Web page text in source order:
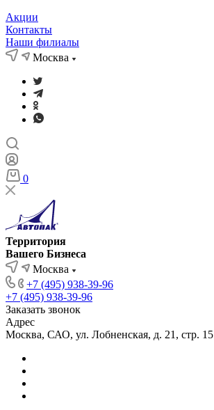
Акции
Контакты
Наши филиалы
Москва
0
Территория
Вашего Бизнеса
Москва
+7 (495) 938-39-96
+7 (495) 938-39-96
Заказать звонок
Адрес
Москва, САО, ул. Лобненская, д. 21, стр. 15